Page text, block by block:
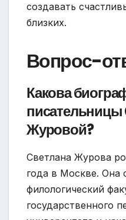
создавать
близких.
Вопрос-
Какова
Журовой?
Светлана Журова
года в Москве. Она
филологический
государственного